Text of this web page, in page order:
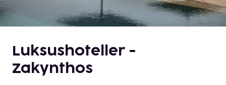
Luksushoteller -
Zakynthos